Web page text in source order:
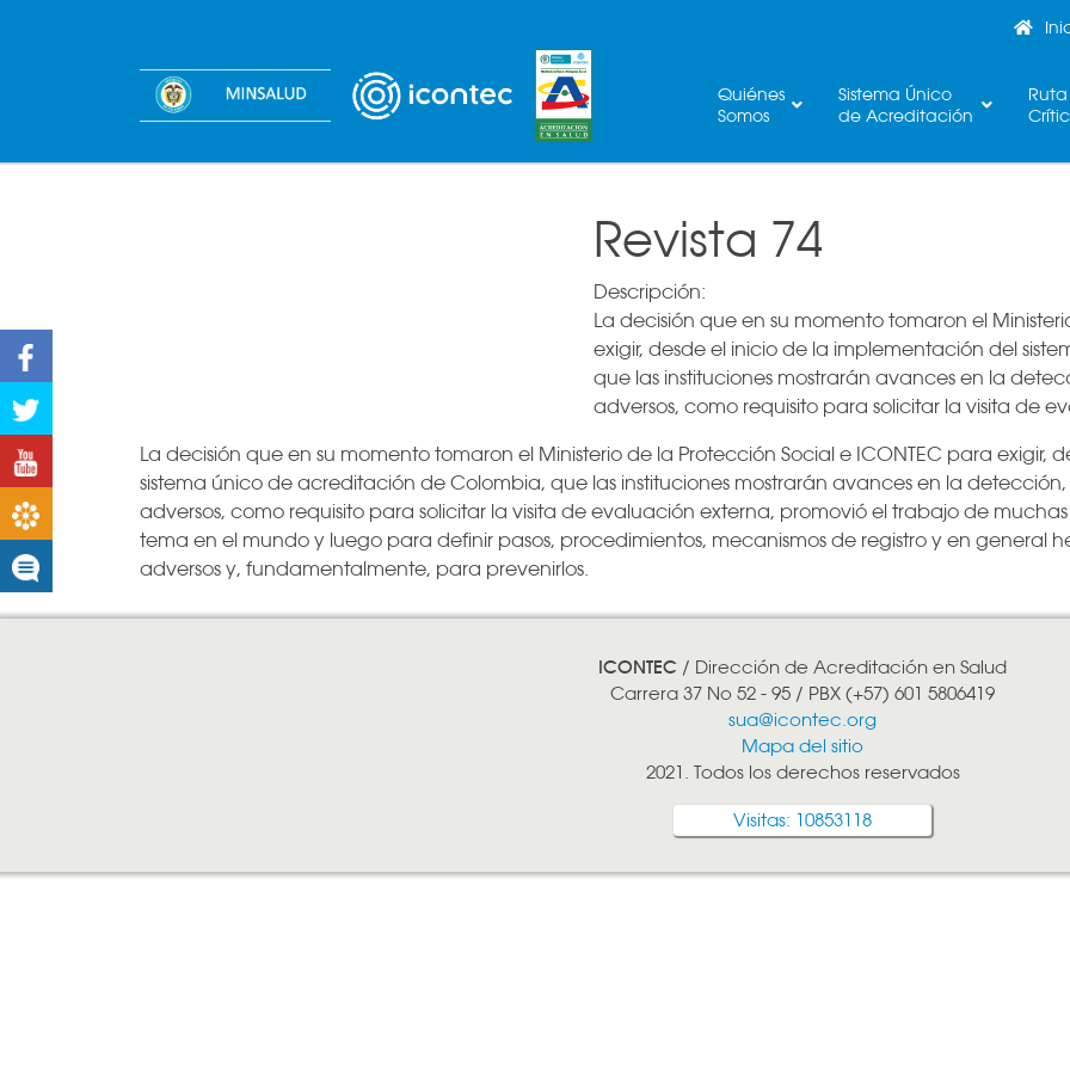
Quiénes
Somos
Sistema Único
de Acreditación
Ruta
Revista 74
Descripción:
La decisión que en su momento tomaron el
exigir, desde el inicio de la implementación del
que las instituciones mostrarán avances en la
adversos, como requisito para solicitar la visita de
La decisión que en su momento tomaron el Ministerio de la Protección Social e ICONTEC para exigir,
sistema único de acreditación de Colombia, que las instituciones mostrarán avances en la
adversos, como requisito para solicitar la visita de evaluación externa, promovió el trabajo de
tema en el mundo y luego para definir pasos, procedimientos, mecanismos de registro y en general
adversos y, fundamentalmente, para prevenirlos.
ICONTEC / Dirección de Acreditación en Salud
Carrera 37 No 52 - 95 / PBX (+57) 601 5806419
sua@icontec.org
Mapa del sitio
2021. Todos los derechos reservados
Visitas: 10853118